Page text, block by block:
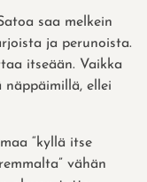
saa melkein
ja perunoista.
itseään. Vaikka
ellei
“kyllä itse
vähän